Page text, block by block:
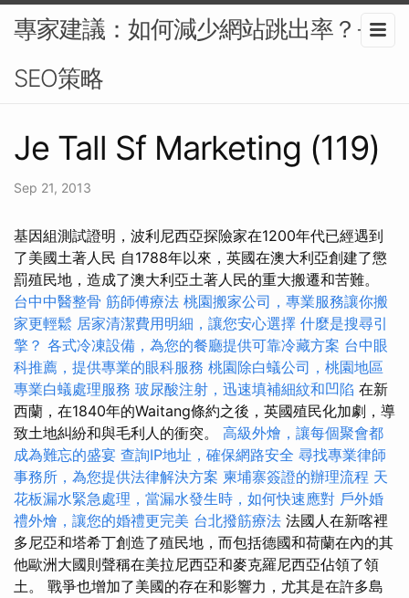
專家建議：如何減少網站跳出率？-
SEO策略
Je Tall Sf Marketing (119)
Sep 21, 2013
基因組測試證明，波利尼西亞探險家在1200年代已經遇到
了美國土著人民 自1788年以來，英國在澳大利亞創建了懲
罰殖民地，造成了澳大利亞土著人民的重大搬遷和苦難。
台中中醫整骨 筋師傅療法 桃園搬家公司，專業服務讓你搬
家更輕鬆 居家清潔費用明細，讓您安心選擇 什麼是搜尋引
擎？ 各式冷凍設備，為您的餐廳提供可靠冷藏方案 台中眼
科推薦，提供專業的眼科服務 桃園除白蟻公司，桃園地區
專業白蟻處理服務 玻尿酸注射，迅速填補細紋和凹陷 在新
西蘭，在1840年的Waitang條約之後，英國殖民化加劇，導
致土地糾紛和與毛利人的衝突。 高級外燴，讓每個聚會都
成為難忘的盛宴 查詢IP地址，確保網路安全 尋找專業律師
事務所，為您提供法律解決方案 柬埔寨簽證的辦理流程 天
花板漏水緊急處理，當漏水發生時，如何快速應對 戶外婚
禮外燴，讓您的婚禮更完美 台北撥筋療法 法國人在新喀裡
多尼亞和塔希丁創造了殖民地，而包括德國和荷蘭在內的其
他歐洲大國則聲稱在美拉尼西亞和麥克羅尼西亞佔領了領
土。 戰爭也增加了美國的存在和影響力，尤其是在許多島